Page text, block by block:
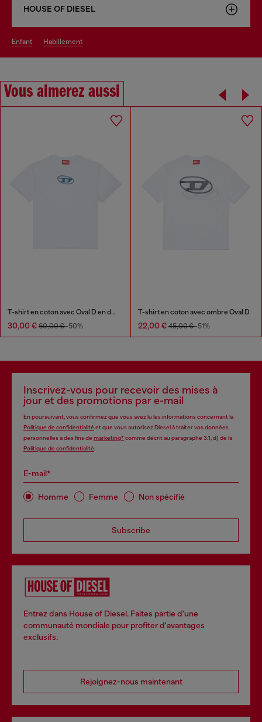
HOUSE OF DIESEL
enfant habillement
Vous aimerez aussi
T-shirt en coton avec Oval D en denim
30,00 € 60,00 €-50%
T-shirt en coton avec ombre Oval D
22,00 € 45,00 €-51%
Inscrivez-vous pour recevoir des mises à
jour et des promotions par e-mail
En poursuivant, vous confirmez que vous avez lu les informations concernant la
Politique de confidentialité et que vous autorisez Diesel à traiter vos données
personnelles à des fins de marketing*comme décrit au paragraphe 3.1, d) de la
Politique de confidentialité
E-mail*
Homme Femme Non spécifié
Subscribe
Entrez dans House of Diesel. Faites partie d'une
communauté mondiale pour profiter d'avantages
exclusifs.
Rejoignez-nous maintenant